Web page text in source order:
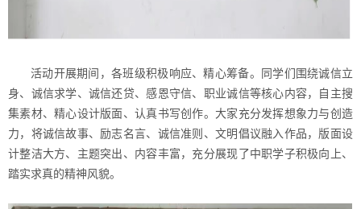
活动开展期间，各班级积极响应、精心筹备。同学们围绕诚信立
身、诚信求学、诚信还贷、感恩守信、职业诚信等核心内容，自主搜
集素材、精心设计版面、认真书写创作。大家充分发挥想象力与创造
力，将诚信故事、励志名言、诚信准则、文明倡议融入作品，版面设
计整洁大方、主题突出、内容丰富，充分展现了中职学子积极向上、
踏实求真的精神风貌。